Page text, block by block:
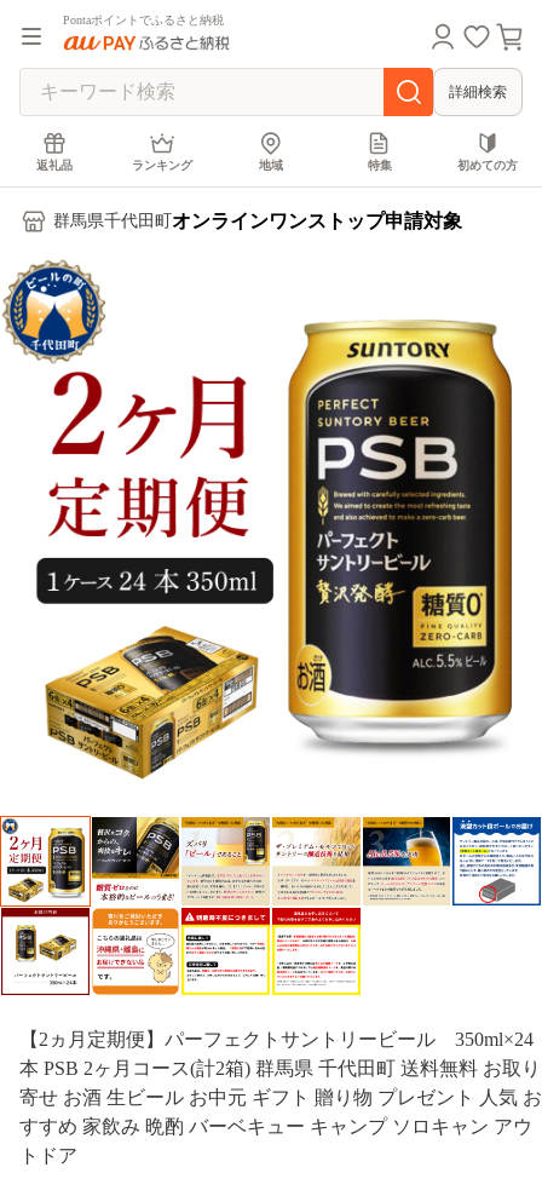
Pontaポイントでふるさと納税
詳細検索
返礼品 ランキング 地域 特集 初めての方
群馬県千代田町 オンラインワンストップ申請対象
【2ヵ月定期便】パーフェクトサントリービール 350ml×24
本 PSB 2ヶ月コース(計2箱) 群馬県 千代田町 送料無料 お取り
寄せ お酒 生ビール お中元 ギフト 贈り物 プレゼント 人気 お
すすめ 家飲み 晩酌 バーベキュー キャンプ ソロキャン アウ
トドア